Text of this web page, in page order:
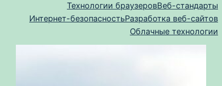
Технологии браузеровВеб-стандарты
Интернет-безопасностьРазработка веб-сайтов
Облачные технологии